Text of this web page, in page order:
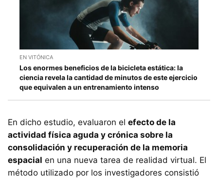
EN VITÓNICA
Los enormes beneficios de la bicicleta estática: la
ciencia revela la cantidad de minutos de este ejercicio
que equivalen a un entrenamiento intenso
En dicho estudio, evaluaron el efecto de la
actividad física aguda y crónica sobre la
consolidación y recuperación de la memoria
espacial en una nueva tarea de realidad virtual. El
método utilizado por los investigadores consistió